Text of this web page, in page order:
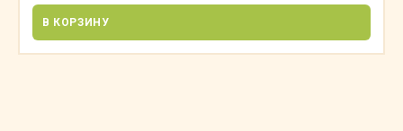
В КОРЗИНУ